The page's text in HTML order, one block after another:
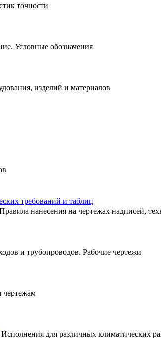
точности
Условные обозначения
изделий и материалов
требований и таблиц
нанесения на чертежах надписей,
и трубопроводов. Рабочие чертежи
чертежам
для различных климатических